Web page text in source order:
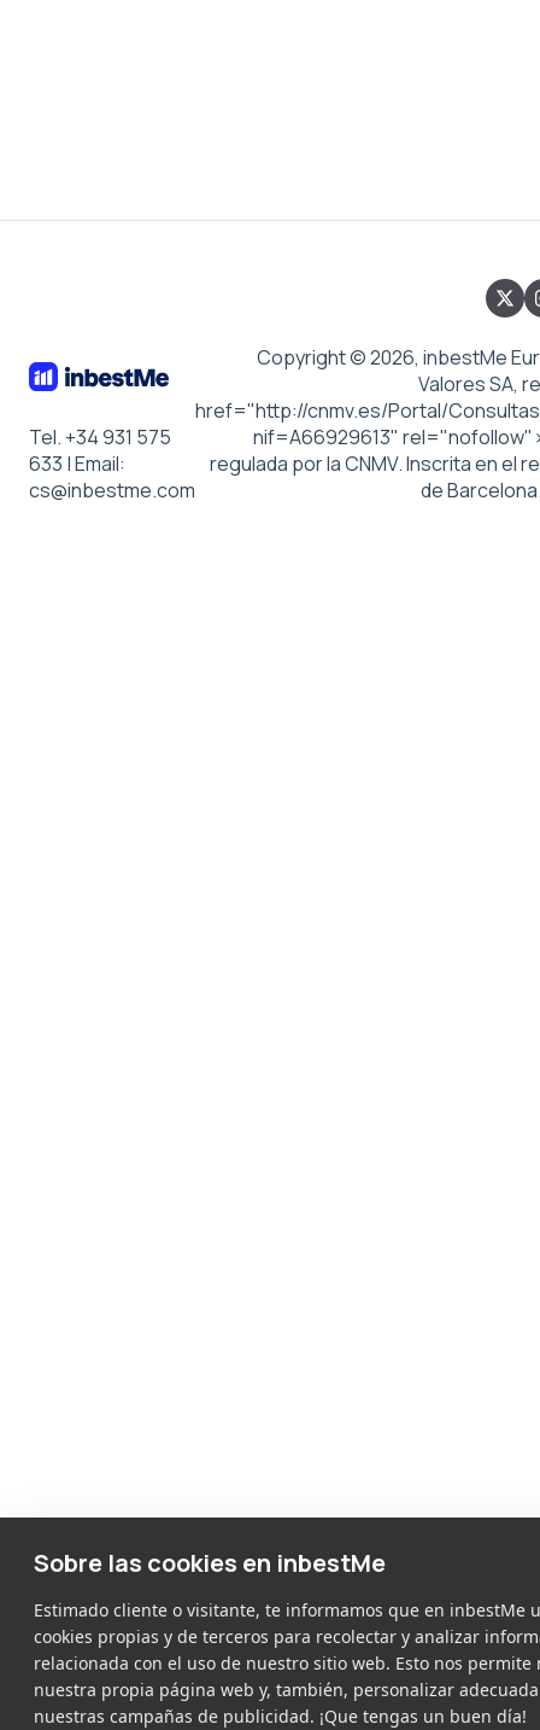
Sobre las cookies en inbestMe
Estimado cliente o visitante, te informamos que en inbestMe
cookies propias y de terceros para recolectar y analizar
relacionada con el uso de nuestro sitio web. Esto nos permite
nuestra propia página web y, también, personalizar
nuestras campañas de publicidad. ¡Que tengas un buen día!
Tel. +34 931 575
633 | Email:
cs@inbestme.com
Copyright © 2026, inbestMe
Valores SA,
href="http://cnmv.es/Portal/
nif=A66929613"
regulada por la CNMV. Inscrita en el
de